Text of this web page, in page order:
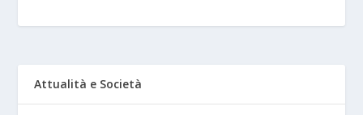
Attualità e Società